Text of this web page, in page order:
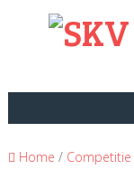
Home / Competitie